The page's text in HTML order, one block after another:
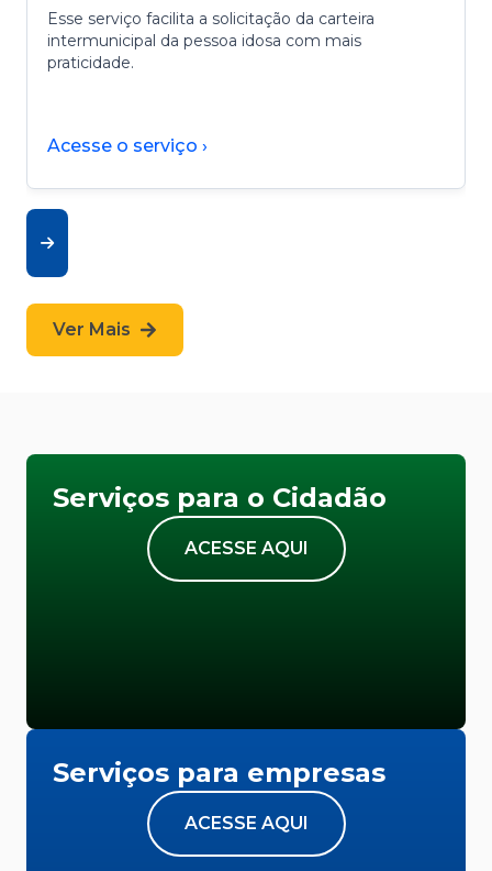
Esse serviço facilita a solicitação da carteira
intermunicipal da pessoa idosa com mais
praticidade.
Acesse o serviço ›
Ver Mais
Serviços para o Cidadão
ACESSE AQUI
Serviços para empresas
ACESSE AQUI